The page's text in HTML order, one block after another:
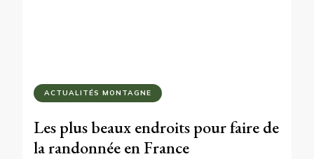
ACTUALITÉS MONTAGNE
Les plus beaux endroits pour faire de
la randonnée en France